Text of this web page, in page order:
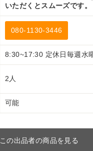
いただくとスムーズです。
080-1130-3446
8:30~17:30 定休日毎週水
2人
可能
この出品者の商品を見る